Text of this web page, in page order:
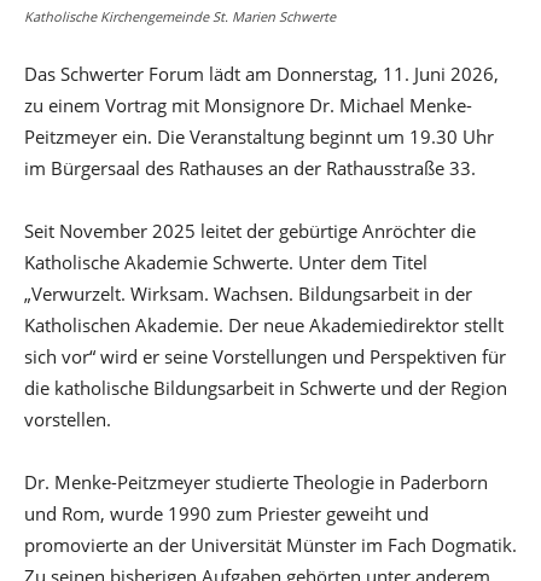
Katholische Kirchengemeinde St. Marien Schwerte
Das Schwerter Forum lädt am Donnerstag, 11. Juni 2026,
zu einem Vortrag mit Monsignore Dr. Michael Menke-
Peitzmeyer ein. Die Veranstaltung beginnt um 19.30 Uhr
im Bürgersaal des Rathauses an der Rathausstraße 33.
Seit November 2025 leitet der gebürtige Anröchter die
Katholische Akademie Schwerte. Unter dem Titel
„Verwurzelt. Wirksam. Wachsen. Bildungsarbeit in der
Katholischen Akademie. Der neue Akademiedirektor stellt
sich vor“ wird er seine Vorstellungen und Perspektiven für
die katholische Bildungsarbeit in Schwerte und der Region
vorstellen.
Dr. Menke-Peitzmeyer studierte Theologie in Paderborn
und Rom, wurde 1990 zum Priester geweiht und
promovierte an der Universität Münster im Fach Dogmatik.
Zu seinen bisherigen Aufgaben gehörten unter anderem